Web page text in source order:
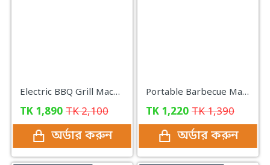
Electric BBQ Grill Machine - Black
TK 1,890 TK2,100
অর্ডার করুন
Portable Barbecue Machine BBQ - Black
TK 1,220 TK1,390
অর্ডার করুন